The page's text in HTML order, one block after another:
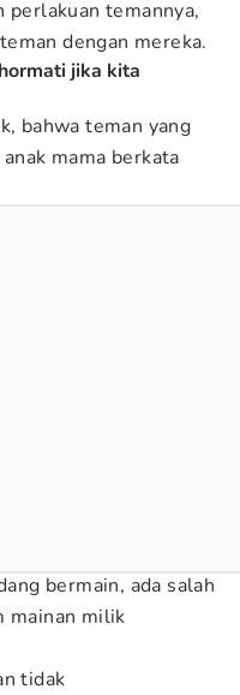
perlakuan temannya,
dengan mereka.
jika kita
bahwa teman yang
mama berkata
bermain, ada salah
mainan milik
tidak